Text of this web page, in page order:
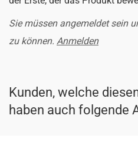
Sie müssen angemeldet sein
zu können. Anmelden
Kunden, welche
haben auch folgende